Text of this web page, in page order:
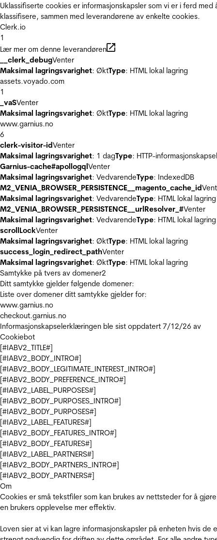
Uklassifiserte cookies er informasjonskapsler som vi er i ferd med
klassifisere, sammen med leverandørene av enkelte cookies.
Clerk.io
1
Lær mer om denne leverandøren
__clerk_debugVenter
Maksimal lagringsvarighet: ØktType: HTML lokal lagring
assets.voyado.com
1
_vaSVenter
Maksimal lagringsvarighet: ØktType: HTML lokal lagring
www.garnius.no
6
clerk-visitor-idVenter
Maksimal lagringsvarighet: 1 dagType: HTTP-informasjonskapsel
Garnius-cache#apollogqlVenter
Maksimal lagringsvarighet: VedvarendeType: IndexedDB
M2_VENIA_BROWSER_PERSISTENCE__magento_cache_id
Maksimal lagringsvarighet: VedvarendeType: HTML lokal lagring
M2_VENIA_BROWSER_PERSISTENCE__urlResolver_#Venter
Maksimal lagringsvarighet: VedvarendeType: HTML lokal lagring
scrollLockVenter
Maksimal lagringsvarighet: ØktType: HTML lokal lagring
success_login_redirect_pathVenter
Maksimal lagringsvarighet: ØktType: HTML lokal lagring
Samtykke på tvers av domener2
Ditt samtykke gjelder følgende domener:
Liste over domener ditt samtykke gjelder for:
www.garnius.no
checkout.garnius.no
Informasjonskapselerklæringen ble sist oppdatert 7/12/26 av
Cookiebot
[#IABV2_TITLE#]
[#IABV2_BODY_INTRO#]
[#IABV2_BODY_LEGITIMATE_INTEREST_INTRO#]
[#IABV2_BODY_PREFERENCE_INTRO#]
[#IABV2_LABEL_PURPOSES#]
[#IABV2_BODY_PURPOSES_INTRO#]
[#IABV2_BODY_PURPOSES#]
[#IABV2_LABEL_FEATURES#]
[#IABV2_BODY_FEATURES_INTRO#]
[#IABV2_BODY_FEATURES#]
[#IABV2_LABEL_PARTNERS#]
[#IABV2_BODY_PARTNERS_INTRO#]
[#IABV2_BODY_PARTNERS#]
Om
Cookies er små tekstfiler som kan brukes av nettsteder for å gjøre
en brukers opplevelse mer effektiv.
Loven sier at vi kan lagre informasjonskapsler på enheten hvis de